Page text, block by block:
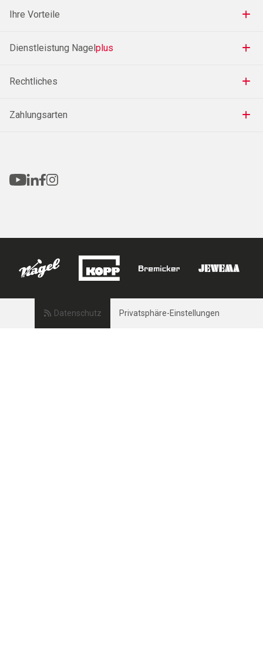
Ihre Vorteile
Dienstleistung Nagelplus
Rechtliches
Zahlungsarten
Datenschutz Privatsphäre-Einstellungen